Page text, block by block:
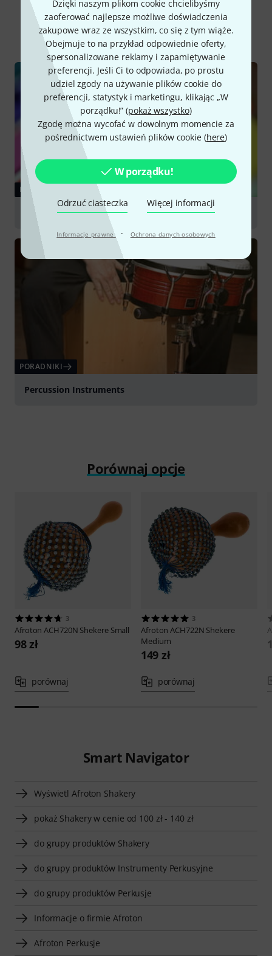
Dzięki naszym plikom cookie chcielibyśmy
zaoferować najlepsze możliwe doświadczenia
zakupowe wraz ze wszystkim, co się z tym wiąże.
Obejmuje to na przykład odpowiednie oferty,
spersonalizowane reklamy i zapamiętywanie
preferencji. Jeśli Ci to odpowiada, po prostu
udziel zgody na używanie plików cookie do
preferencji, statystyk i marketingu, klikając „W
porządku!” (pokaż wszystko)
Zgodę można wycofać w dowolnym momencie za
pośrednictwem ustawień plików cookie (here)
W porządku!
Odrzuć ciasteczka Więcej informacji
Informacje prawne · Ochrona danych osobowych
Wszystko Poradniki
PORADNIKI
Young Children's Instruments
PORADNIKI
Percussion Instruments
Porównaj opcje
3
AfrotonACH720N Shekere Small
98 zł
porównaj
3
AfrotonACH722N Shekere
Medium
149 zł
porównaj
Smart Navigator
Wyświetl Afroton Shakery
pokaż Shakery w cenie od 100 zł - 140 zł
do grupy produktów Shakery
do grupy produktów Instrumenty Perkusyjne
do grupy produktów Perkusje
Informacje o firmie Afroton
Afroton Perkusje